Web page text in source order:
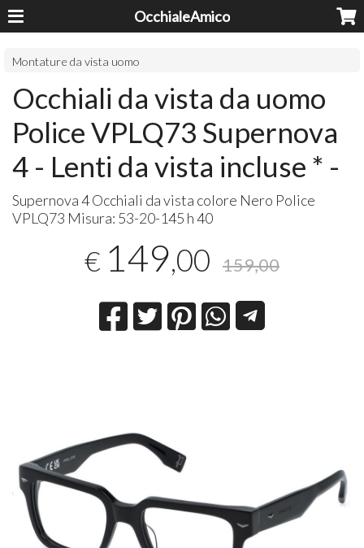
OcchialeAmico
Montature da vista uomo
Occhiali da vista da uomo
Police VPLQ73 Supernova
4 - Lenti da vista incluse * -
Supernova 4 Occhiali da vista colore Nero Police
VPLQ73 Misura: 53-20-145 h 40
€ 149,00 159,00